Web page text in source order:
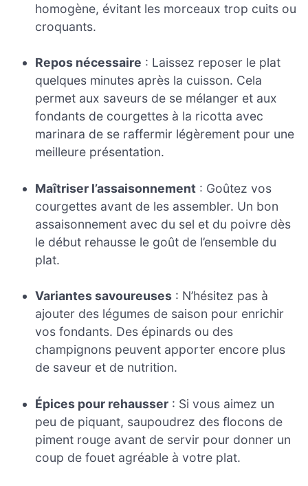
homogène, évitant les morceaux trop cuits ou
croquants.
Repos nécessaire : Laissez reposer le plat
quelques minutes après la cuisson. Cela
permet aux saveurs de se mélanger et aux
fondants de courgettes à la ricotta avec
marinara de se raffermir légèrement pour une
meilleure présentation.
Maîtriser l’assaisonnement : Goûtez vos
courgettes avant de les assembler. Un bon
assaisonnement avec du sel et du poivre dès
le début rehausse le goût de l’ensemble du
plat.
Variantes savoureuses : N’hésitez pas à
ajouter des légumes de saison pour enrichir
vos fondants. Des épinards ou des
champignons peuvent apporter encore plus
de saveur et de nutrition.
Épices pour rehausser : Si vous aimez un
peu de piquant, saupoudrez des flocons de
piment rouge avant de servir pour donner un
coup de fouet agréable à votre plat.